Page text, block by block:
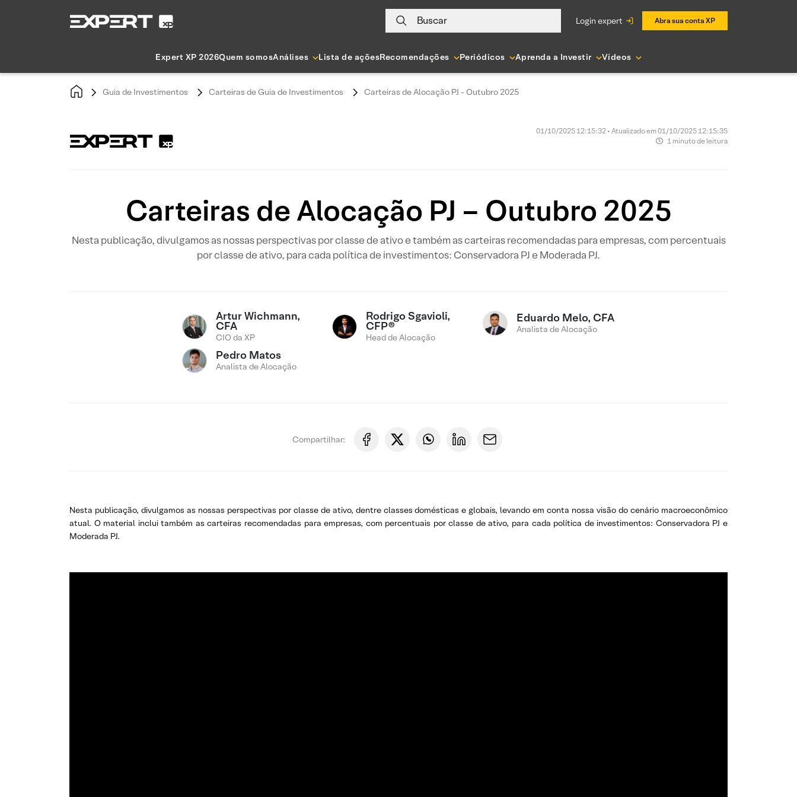
Buscar login expert Abra sua conta XP
Expert XP 2026Quem somosAnálises Lista de açõesRecomendações Periódicos Aprenda a Investir Vídeos
Guia de Investimentos Carteiras de Guia de Investimentos Carteiras de Alocação PJ - Outubro 2025
01/10/2025 12:15:32 • Atualizado em 01/10/2025 12:15:35
1 minuto de leitura
Carteiras de Alocação PJ – Outubro 2025
Nesta publicação, divulgamos as nossas perspectivas por classe de ativo e também as carteiras recomendadas para empresas, com percentuais
por classe de ativo, para cada política de investimentos: Conservadora PJ e Moderada PJ.
Artur Wichmann,
CFA
CIO da XP
Rodrigo Sgavioli,
CFP®
Head de Alocação
Eduardo Melo, CFA
Analista de Alocação
Pedro Matos
Analista de Alocação
Compartilhar:
Nesta publicação, divulgamos as nossas perspectivas por classe de ativo, dentre classes domésticas e globais, levando em conta nossa visão do cenário macroeconômico
atual. O material inclui também as carteiras recomendadas para empresas, com percentuais por classe de ativo, para cada política de investimentos: Conservadora PJ e
Moderada PJ.